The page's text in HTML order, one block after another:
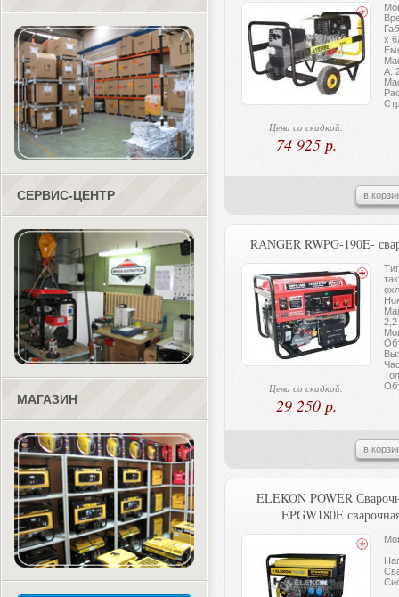
СЕРВИС-ЦЕНТР
МАГАЗИН
Цена со скидкой:
74 925 р.
x
А:
в
RANGER RWPG-190E-
Цена со скидкой:
29 250 р.
2,2
в
ELEKON POWER
EPGW180E